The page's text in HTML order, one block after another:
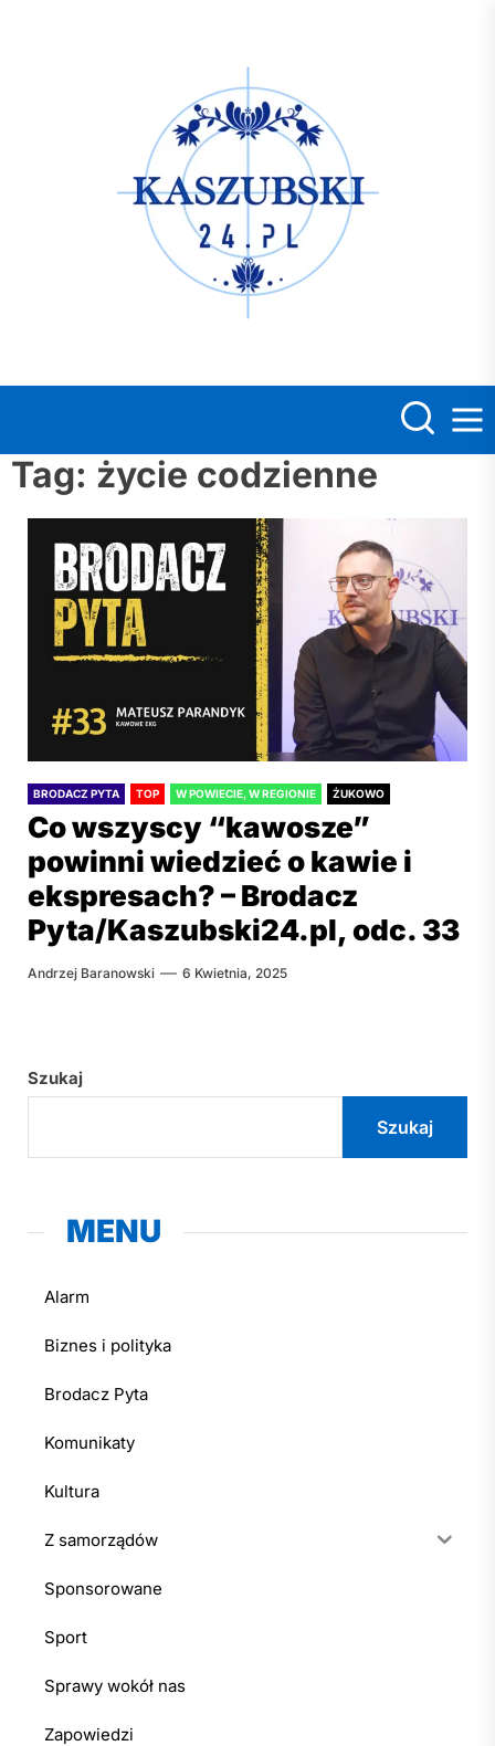
Tag: życie codzienne
BRODACZ PYTA TOP W POWIECIE, W REGIONIE ŻUKOWO
Co wszyscy “kawosze”
powinni wiedzieć o kawie i
ekspresach? – Brodacz
Pyta/Kaszubski24.pl, odc. 33
Andrzej Baranowski 6 Kwietnia, 2025
Szukaj
Szukaj
MENU
Alarm
Biznes i polityka
Brodacz Pyta
Komunikaty
Kultura
Z samorządów
Sponsorowane
Sport
Sprawy wokół nas
Zapowiedzi